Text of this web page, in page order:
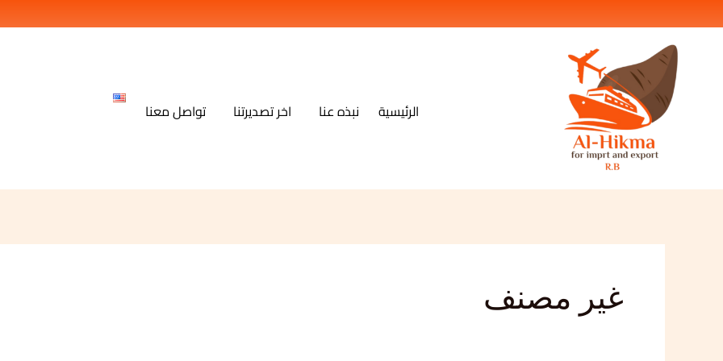
إلى
المحتوى
الرئيسية نبذه عنا اخر تصديرتنا تواصل معنا
غير مصنف